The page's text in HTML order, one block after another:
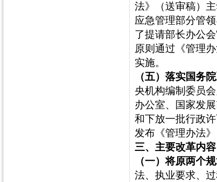
法》（送审稿）
应急管理部分管
了提请部长办公
原则通过《管理
实施。
（五）落实国务
央机构编制委员
办公室、国家发
和下放一批行政
发布《管理办法
三、主要改革内容
（一）将原两个
法、执业要求、